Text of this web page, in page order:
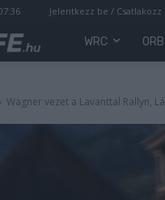
Jelentkezz be / Csatlakozz
WRC ORB
Wagner vezet a Lavanttal Rallyn,